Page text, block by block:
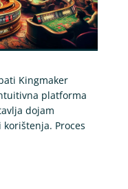
Kingmaker
platforma
dojam
Proces